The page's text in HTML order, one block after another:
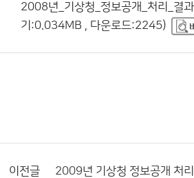
2008년_기상청_정보공개_처리_결
기:0.034MB , 다운로드:2245)
이전글 2009년 기상청 정보공개 처